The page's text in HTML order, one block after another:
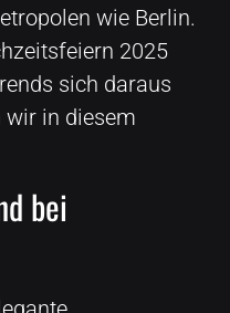
wie Berlin.
2025
sich daraus
wir in diesem
bei